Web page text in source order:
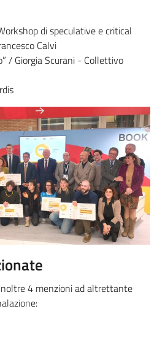
di speculative e critical
Calvi
/ Giorgia Scurani - Collettivo
4 menzioni ad altrettante